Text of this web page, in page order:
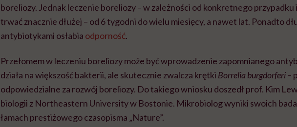
boreliozy. Jednak leczenie boreliozy – w zależności od konkretnego przypadku
trwać znacznie dłużej – od 6 tygodni do wielu miesięcy, a nawet lat. Ponadto
antybiotykami osłabia odporność.
Przełomem w leczeniu boreliozy może być wprowadzenie zapomnianego
działa na większość bakterii, ale skutecznie zwalcza krętki Borrelia burgdorferi–
odpowiedzialne za rozwój boreliozy. Do takiego wniosku doszedł prof. Kim
biologii z Northeastern University w Bostonie. Mikrobiolog wyniki swoich
łamach prestiżowego czasopisma „Nature”.